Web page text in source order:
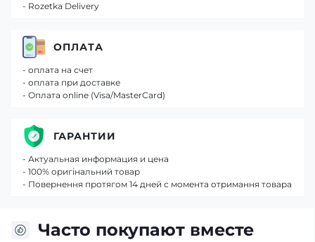
Часто покупают вместе
- Rozetka Delivery
ОПЛАТА
- оплата на счет
- оплата при доставке
- Оплата online (Visa/MasterCard)
ГАРАНТИИ
- Актуальная информация и цена
- 100% оригінальний товар
- Повернення протягом 14 дней с момента отримання товара